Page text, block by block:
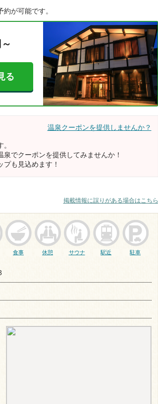
が可能です。
る
温泉クーポンを提供しませんか？
でクーポンを提供してみませんか！
も見込めます！
掲載情報に誤りがある場合はこちら
食事 休憩 サウナ 駅近 駐車